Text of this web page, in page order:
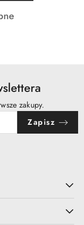
zakupy.
Zapisz